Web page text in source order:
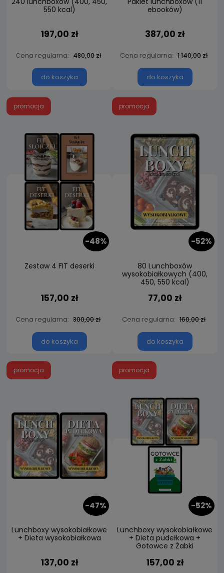
550 kcal)
197,00 zł
Cena regularna: 480,00 zł
do koszyka
ebooków)
387,00 zł
Cena regularna: 1 140,00 zł
do koszyka
-48%
Zestaw 4 FIT deserki
157,00 zł
Cena regularna: 300,00 zł
do koszyka
promocja
-52%
80 Lunchboxów
wysokobiałkowych (400,
450, 550 kcal)
77,00 zł
Cena regularna: 160,00 zł
do koszyka
promocja
-47%
Lunchboxy wysokobiałkowe
+ Dieta wysokobiałkowa
137,00 zł
promocja
-52%
Lunchboxy wysokobiałkowe
+ Dieta pudełkowa +
Gotowce z Żabki
157,00 zł
promocja